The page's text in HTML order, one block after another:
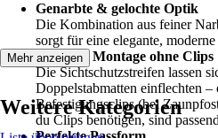
Genarbte & gelochte Optik
Die Kombination aus feiner
sorgt für eine elegante,
Einfache Montage ohne Clips
Die Sichtschutzstreifen lassen
Doppelstabmatten einflechten –
Befestigungsclips (bei
du Clips benötigen, sind
Mehr anzeigen
Weitere Kategorien